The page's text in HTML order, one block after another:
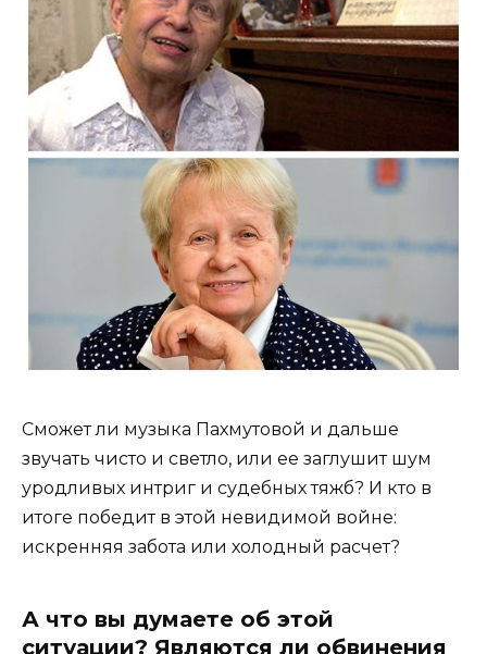
Сможет ли музыка Пахмутовой и дальше
звучать чисто и светло, или ее заглушит шум
уродливых интриг и судебных тяжб? И кто в
итоге победит в этой невидимой войне:
искренняя забота или холодный расчет?
А что вы думаете об этой
ситуации? Являются ли обвинения